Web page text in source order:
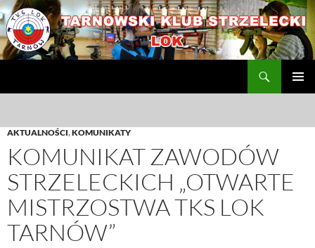
Przejdź
do
treści
AKTUALNOŚCI,KOMUNIKATY
KOMUNIKAT ZAWODÓW
STRZELECKICH „OTWARTE
MISTRZOSTWA TKS LOK
TARNÓW”